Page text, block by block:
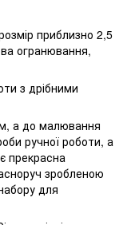
приблизно 2,5
огранювання,
з дрібними
а до малювання
ручної роботи, а
прекрасна
зробленою
для